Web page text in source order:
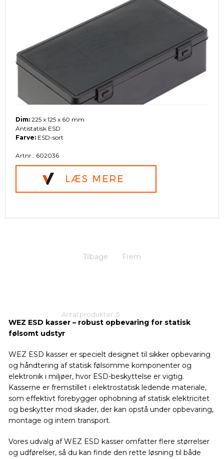
Dim: 225 x 125 x 60 mm
Antistatisk ESD
Farve: ESD-sort
Artnr.: 602036
Tilbage Frem
Antal produkter: 5
WEZ ESD kasser – robust opbevaring for statisk
følsomt udstyr
WEZ ESD kasser er specielt designet til sikker opbevaring
og håndtering af statisk følsomme komponenter og
elektronik i miljøer, hvor ESD-beskyttelse er vigtig.
Kasserne er fremstillet i elektrostatisk ledende materiale,
som effektivt forebygger ophobning af statisk elektricitet
og beskytter mod skader, der kan opstå under opbevaring,
montage og intern transport.
Vores udvalg af WEZ ESD kasser omfatter flere størrelser
og udførelser, så du kan finde den rette løsning til både